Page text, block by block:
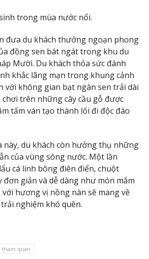
trong mùa nước nổi.
đưa du khách thưởng ngoạn phong
đồng sen bát ngát trong khu du
Mười. Du khách thỏa sức đánh
khắc lãng mạn trong khung cảnh
với không gian bạt ngàn sen trải dài
chơi trên những cây cầu gỗ được
tấm ván tạo thành lối đi độc đáo
này, du khách còn hưởng thụ những
của vùng sông nước. Một lần
cá linh bông điên điển, chuột
đơn giản và dễ dàng như món mắm
hương vị nồng nàn sẽ mang về
nghiệm khó quên.
tham quan